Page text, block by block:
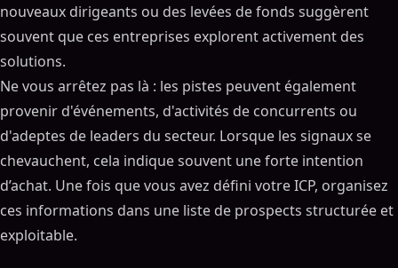
nouveaux dirigeants ou des levées de fonds suggèrent
souvent que ces entreprises explorent activement des
solutions.
Ne vous arrêtez pas là : les pistes peuvent également
provenir d'événements, d'activités de concurrents ou
d'adeptes de leaders du secteur. Lorsque les signaux se
chevauchent, cela indique souvent une forte intention
d’achat. Une fois que vous avez défini votre ICP, organisez
ces informations dans une liste de prospects structurée et
exploitable.